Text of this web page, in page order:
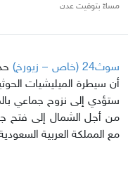
مساءً بتوقيت عدن
سوث24 (خاص – زيورخ)
أن سيطرة الميليشيات
ستؤدي إلى نزوح جماعي
من أجل الشمال إلى فتح
مع المملكة العربية